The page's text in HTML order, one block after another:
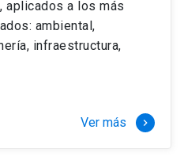
Full Time:
versión del programa
extranjeros, que permite
profesionales, eligiendo
LLM UC
aplicados a los más
ambiental,
infraestructura,
Ver más keyboard_arrow_right